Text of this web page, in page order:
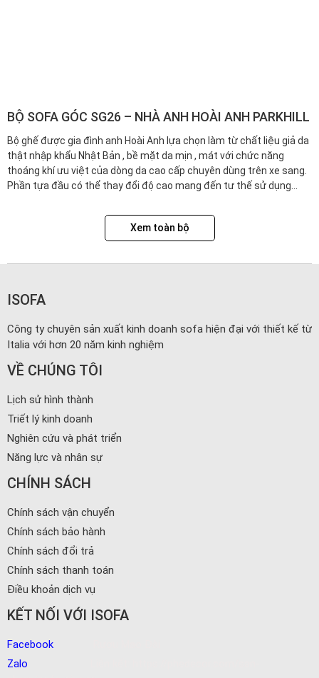
BỘ SOFA GÓC SG26 – NHÀ ANH HOÀI ANH PARKHILL
Bộ ghế được gia đình anh Hoài Anh lựa chọn làm từ chất liệu giả da
thật nhập khẩu Nhật Bản , bề mặt da mịn , mát với chức năng
thoáng khí ưu việt của dòng da cao cấp chuyên dùng trên xe sang.
Phần tựa đầu có thể thay đổi độ cao mang đến tư thế sử dụng...
Xem toàn bộ
ISOFA
Công ty chuyên sản xuất kinh doanh sofa hiện đại với thiết kế từ
Italia với hơn 20 năm kinh nghiệm
VỀ CHÚNG TÔI
Lịch sử hình thành
Triết lý kinh doanh
Nghiên cứu và phát triển
Năng lực và nhân sự
CHÍNH SÁCH
Chính sách vận chuyển
Chính sách bảo hành
Chính sách đổi trả
Chính sách thanh toán
Điều khoản dịch vụ
KẾT NỐI VỚI ISOFA
Facebook
Zalo